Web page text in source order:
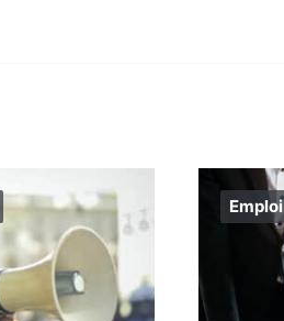
Emploi